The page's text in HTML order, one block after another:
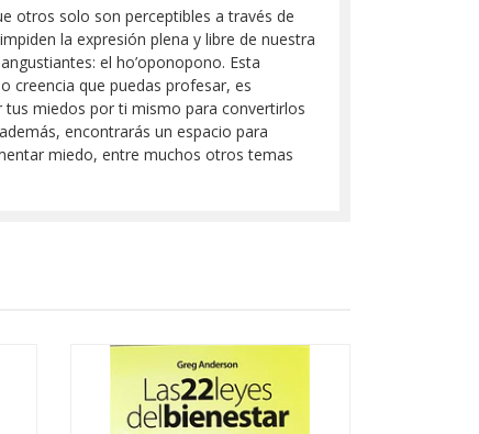
otros solo son perceptibles a través de
la expresión plena y libre de nuestra
el ho’oponopono. Esta
creencia que puedas profesar, es
tus miedos por ti mismo para convertirlos
encontrarás un espacio para
miedo, entre muchos otros temas